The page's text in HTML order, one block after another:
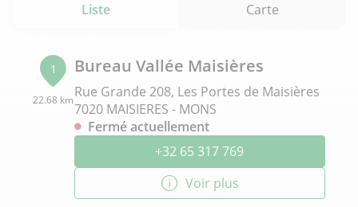
Liste Carte
1
22.68 km
Bureau Vallée Maisières
Rue Grande 208, Les Portes de Maisières
7020 MAISIERES - MONS
Fermé actuellement
+32 65 317 769
Voir plus